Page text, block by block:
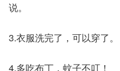
说。
3.衣服洗完了，可以穿了。
4.多吃布丁，蚊子不叮！